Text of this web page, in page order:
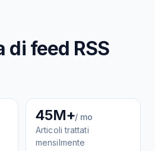
di feed RSS
45M+/ mo
Articoli trattati
mensilmente